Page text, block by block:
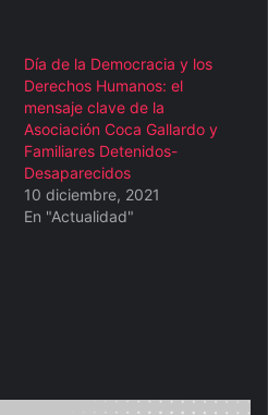
Día de la Democracia y los
Derechos Humanos: el
mensaje clave de la
Asociación Coca Gallardo y
Familiares Detenidos-
Desaparecidos
10 diciembre, 2021
En "Actualidad"